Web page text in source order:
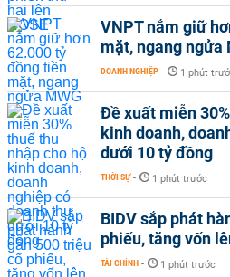
VNPT nắm giữ
mặt, ngang ngửa
DOANH NGHIỆP - 1 phút
Đề xuất miễn
kinh doanh,
dưới 10 tỷ đồng
THỜI SỰ - 1 phút trước
BIDV sắp phát
phiếu, tăng vốn
TÀI CHÍNH - 1 phút trước